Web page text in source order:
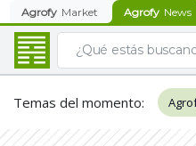
Agrofy Market Agrofy News
Temas del momento: